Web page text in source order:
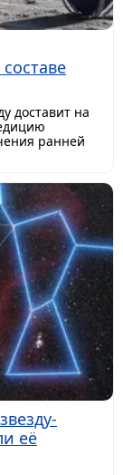
доставит на
ранней
её